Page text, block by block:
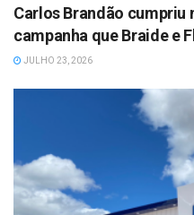
Carlos Brandão cumpriu
campanha que Braide e
JULHO 23, 2026